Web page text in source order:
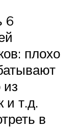
6
плохо
из
и т.д.
в